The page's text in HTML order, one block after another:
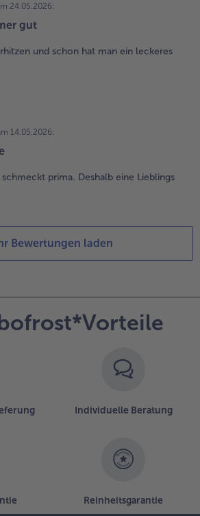
24.05.2026:
gut
und schon hat man ein leckeres
14.05.2026:
prima. Deshalb eine Lieblings
Bewertungen laden
Individuelle Beratung
Reinheitsgarantie